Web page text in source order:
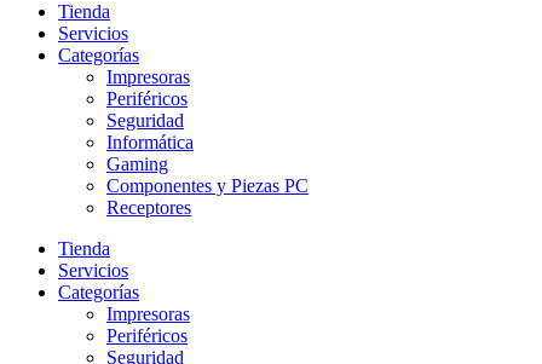
Tienda
Servicios
Categorías
Impresoras
Periféricos
Seguridad
Informática
Gaming
Componentes y Piezas PC
Receptores
Tienda
Servicios
Categorías
Impresoras
Periféricos
Seguridad